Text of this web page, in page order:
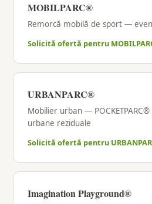
MOBILPARC®
Remorcă mobilă de sport —
Solicită ofertă pentru
URBANPARC®
Mobilier urban —
urbane reziduale
Solicită ofertă pentru
Imagination Playground®